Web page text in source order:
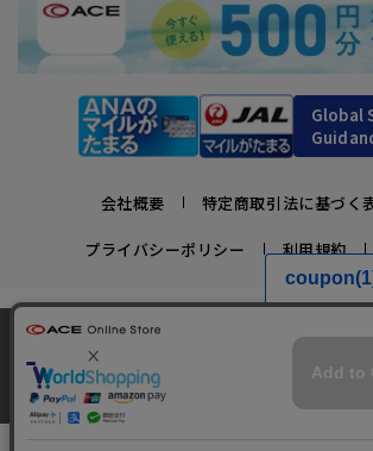
Global
会社概要 特定商取引法に基づく
プライバシーポリシー 利用規約
かばんの総合メーカー、エース公式サイ
スーツケースビジネスバッグ直営店ならではの豊富な
充実のアフターサービス・豊富な品揃え・安心のメ
当サイトでは、サイトの利便性向上のため、ク
キー(Cookie)を使用しています。クッキーにつ
て詳細はこちら